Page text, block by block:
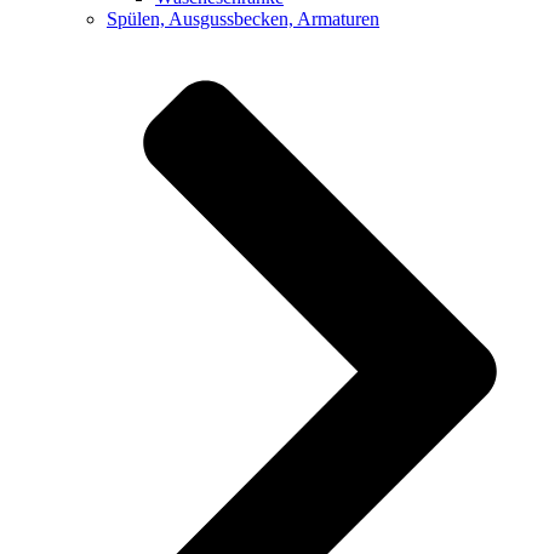
Spülen, Ausgussbecken, Armaturen